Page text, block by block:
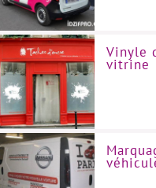
Vinyle
vitrine